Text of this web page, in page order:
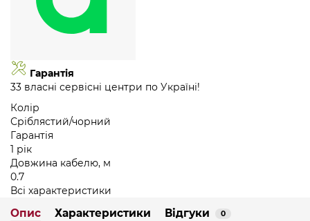
Гарантія
33 власні сервісні центри по Україні!
Колір
Сріблястий/чорний
Гарантія
1 рік
Довжина кабелю, м
0.7
Всі характеристики
Опис Характеристики Відгуки 0